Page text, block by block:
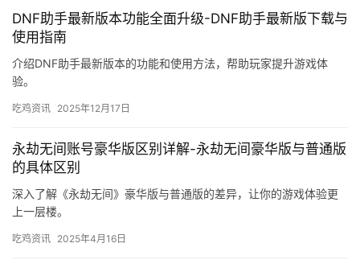
DNF助手最新版本功能全面升级-DNF助手最新版下载与
使用指南
介绍DNF助手最新版本的功能和使用方法，帮助玩家提升游戏体
验。
吃鸡资讯 2025年12月17日
永劫无间账号豪华版区别详解-永劫无间豪华版与普通版
的具体区别
深入了解《永劫无间》豪华版与普通版的差异，让你的游戏体验更
上一层楼。
吃鸡资讯 2025年4月16日